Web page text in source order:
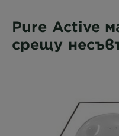
Pure Active
срещу